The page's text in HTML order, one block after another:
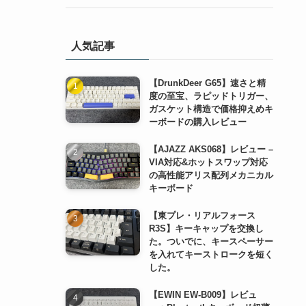
(2)
(1)
(1)
(1)
(1)
(1)
人気記事
【DrunkDeer G65】速さと精
度の至宝、ラピッドトリガー、
ガスケット構造で価格抑えめキ
ーボードの購入レビュー
【AJAZZ AKS068】レビュー –
VIA対応&ホットスワップ対応
の高性能アリス配列メカニカル
キーボード
【東プレ・リアルフォース
R3S】キーキャップを交換し
た。ついでに、キースペーサー
を入れてキーストロークを短く
した。
【EWIN EW-B009】レビュ